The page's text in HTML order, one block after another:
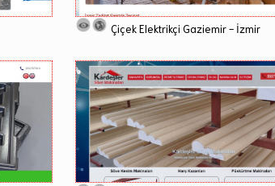
Çiçek Elektrikçi Gaziemir - İzmir